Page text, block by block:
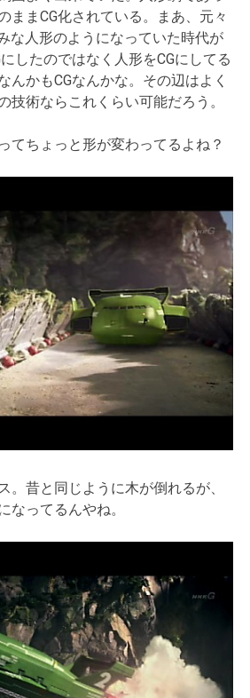
ままCG化されている。まあ、元々
な人形のようになっていた時代が
したのではなく人形をCGにしてる
んかもCGなんかな。その辺はよく
技術ならこれくらい可能だろう。
てちょっと形が変わってるよね？
。昔と同じように木が倒れるが、
なってるんやね。